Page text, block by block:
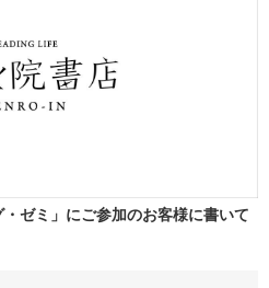
ゼミ」にご参加のお客様に書いて